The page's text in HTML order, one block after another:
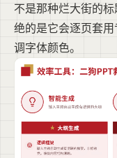
不是那种烂大街的
绝的是它会逐页套
调字体颜色。